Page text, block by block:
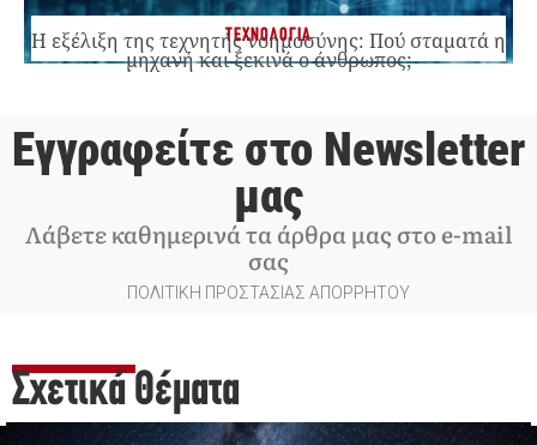
ΤΕΧΝΟΛΟΓΙΑ
Η εξέλιξη της τεχνητής νοημοσύνης: Πού σταματά η
μηχανή και ξεκινά ο άνθρωπος;
Εγγραφείτε στο Newsletter
μας
Λάβετε καθημερινά τα άρθρα μας στο e-mail
σας
ΠΟΛΙΤΙΚΗ ΠΡΟΣΤΑΣΙΑΣ ΑΠΟΡΡΗΤΟΥ
Σχετικά Θέματα